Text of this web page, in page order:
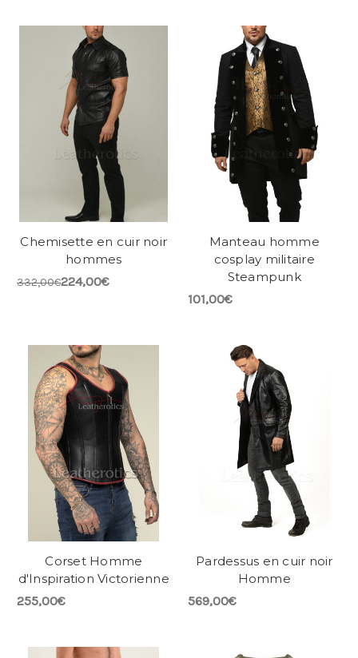
Chemisette en cuir noir
hommes
332,00€224,00€
Manteau homme
cosplay militaire
Steampunk
101,00€
Corset Homme
d'Inspiration Victorienne
255,00€
Pardessus en cuir noir
Homme
569,00€